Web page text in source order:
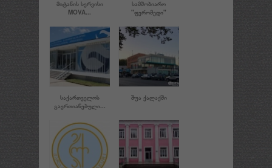
ᲛᲘᲢᲐᲜᲘᲡ ᲡᲔᲠᲕᲘᲡᲘ
MOVA...
ᲡᲐᲛᲨᲝᲑᲘᲐᲠᲝ
"ᲤᲔᲠᲝᲛᲔᲓᲘ"
ᲡᲐᲥᲐᲠᲗᲕᲔᲚᲝᲡ
ᲒᲐᲔᲠᲗᲘᲐᲜᲔᲑᲣᲚᲘ...
ᲨᲣᲐ ᲥᲐᲚᲐᲥᲨᲘ